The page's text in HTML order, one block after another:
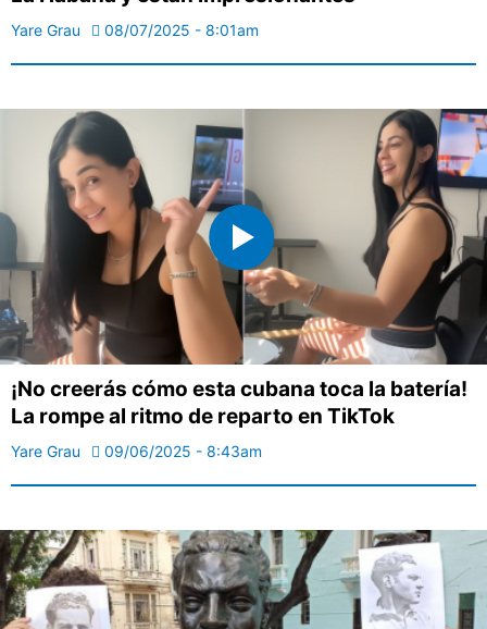
Yare Grau 08/07/2025 - 8:01am
¡No creerás cómo esta cubana toca la batería!
La rompe al ritmo de reparto en TikTok
Yare Grau 09/06/2025 - 8:43am